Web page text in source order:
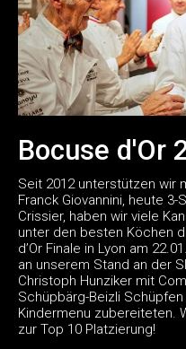
Bocuse d'Or
Seit 2012 unterstützen wir
Franck Giovannini, heute
Crissier, haben wir viele
unter den besten Köchen
d’Or Finale in Lyon am
an unserem Stand an der
Christoph Hunziker mit
Schüpbärg-Beizli
Kindermenu zubereiteten.
zur Top 10 Platzierung!